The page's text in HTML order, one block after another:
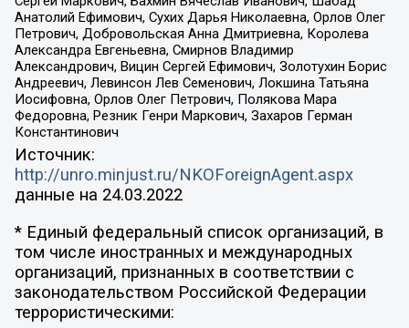
Анатолий Ефимович, Сухих Дарья Николаевна, Орлов Олег
Петрович, Добровольская Анна Дмитриевна, Королева
Александра Евгеньевна, Смирнов Владимир
Александрович, Вицин Сергей Ефимович, Золотухин Борис
Андреевич, Левинсон Лев Семенович, Локшина Татьяна
Иосифовна, Орлов Олег Петрович, Полякова Мара
Федоровна, Резник Генри Маркович, Захаров Герман
Константинович
Источник:
http://unro.minjust.ru/NKOForeignAgent.aspx
данные на 24.03.2022
* Единый федеральный список организаций, в
том числе иностранных и международных
организаций, признанных в соответствии с
законодательством Российской Федерации
террористическими: